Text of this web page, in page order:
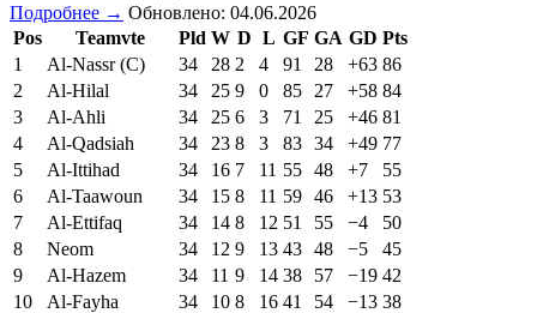
Подробнее → Обновлено: 04.06.2026
Pos
Teamvte Pld W D L GF GA GD Pts
1
Al-Nassr (C) 34 28 2 4 91 28 +63 86
2
Al-Hilal 34 25 9 0 85 27 +58 84
3
Al-Ahli 34 25 6 3 71 25 +46 81
4
Al-Qadsiah 34 23 8 3 83 34 +49 77
5
Al-Ittihad 34 16 7 11 55 48 +7
55
6
Al-Taawoun 34 15 8 11 59 46 +13 53
7
Al-Ettifaq 34 14 8 12 51 55 −4
50
8
Neom 34 12 9 13 43 48 −5
45
9
Al-Hazem 34 11 9 14 38 57 −19 42
10
Al-Fayha 34 10 8 16 41 54 −13 38